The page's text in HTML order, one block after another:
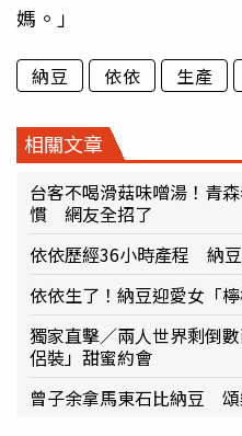
媽。」
納豆 依依 生產
相關文章
台客不喝滑菇味噌湯！青
慣 網友全招了
依依歷經36小時產程 納
依依生了！納豆迎愛女「
獨家直擊／兩人世界剩倒
侶裝」甜蜜約會
曾子余拿馬東石比納豆